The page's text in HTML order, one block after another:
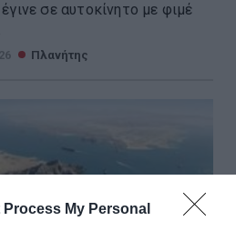
Process My Personal
σε αυτοκίνητο με φιμέ
Πλανήτης